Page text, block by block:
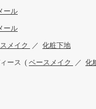
ール
ール
メイク ／ 化粧下地
ース ( ベースメイク ／ 化